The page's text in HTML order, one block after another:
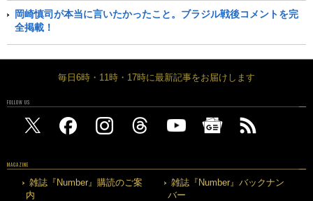
岡崎慎司が本当に言いたかったこと。ブラジル戦後コメントを完
全掲載！
毎日6時・11時・17時に最新記事をお届けします
FOLLOW US
MAGAZINE
雑誌『Number』購読のご案
内
雑誌『Number』バックナン
バー